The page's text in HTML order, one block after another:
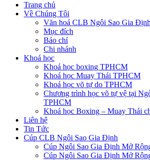
Trang chủ
Về Chúng Tôi
Văn hoá CLB Ngôi Sao Gia Định
Mục đích
Báo chí
Chi nhánh
Khoá học
Khoá học boxing TPHCM
Khoá học Muay Thái TPHCM
Khoá học võ tự do TPHCM
Chương trình học võ tự vệ tại
TPHCM
Khoá học Boxing – Muay Thái
Liên hệ
Tin Tức
Cúp CLB Ngôi Sao Gia Định
Cúp Ngôi Sao Gia Định Mở
Cúp Ngôi Sao Gia Định Mở